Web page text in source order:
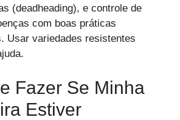
(deadheading), e controle de
com boas práticas
Usar variedades resistentes
Fazer Se Minha
Estiver